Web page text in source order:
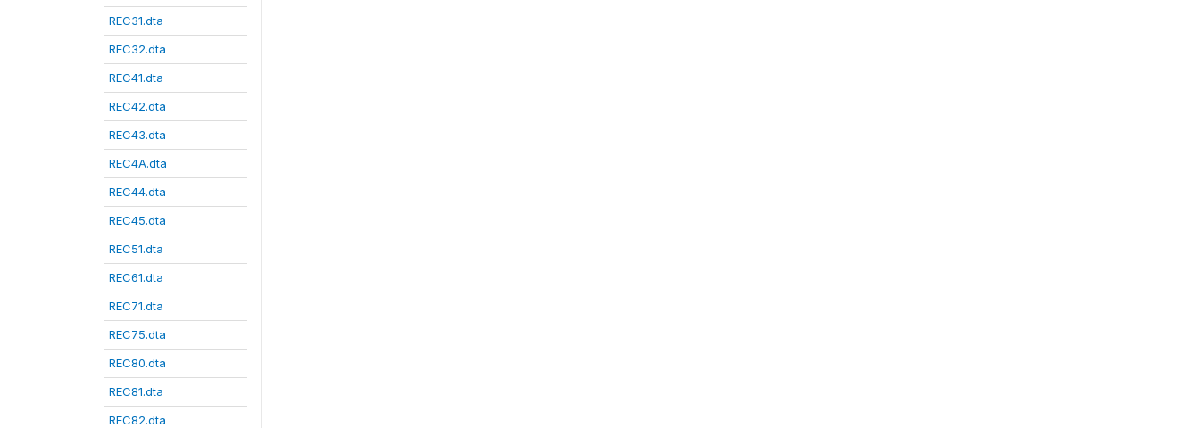
REC31.dta
REC32.dta
REC41.dta
REC42.dta
REC43.dta
REC4A.dta
REC44.dta
REC45.dta
REC51.dta
REC61.dta
REC71.dta
REC75.dta
REC80.dta
REC81.dta
REC82.dta